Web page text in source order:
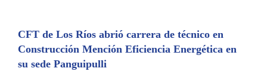
CFT de Los Ríos abrió carrera de técnico en
Construcción Mención Eficiencia Energética en
su sede Panguipulli